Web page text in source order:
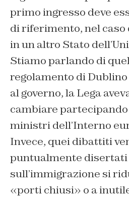
primo ingresso deve
di riferimento, nel
in un altro Stato
Stiamo parlando di
regolamento di
al governo, la Lega
cambiare
ministri dell’Interno
Invece, quei dibattiti
puntualmente disertati
sull’immigrazione si
«porti chiusi» o a